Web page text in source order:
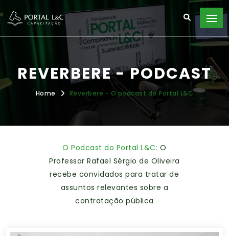
REVERBERE - PODCAST
Home Reverbere - O podcast do Portal L&C
O Podcast do Portal L&C: O
Professor Rafael Sérgio de Oliveira
recebe convidados para tratar de
assuntos relevantes sobre a
contratação pública